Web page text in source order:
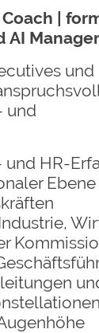
|
AI Manager
und
und
und HR-
Ebene